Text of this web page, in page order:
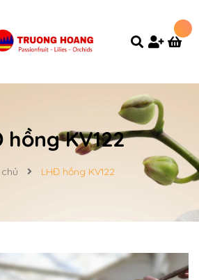
hồng KV122
LHĐ hồng KV122